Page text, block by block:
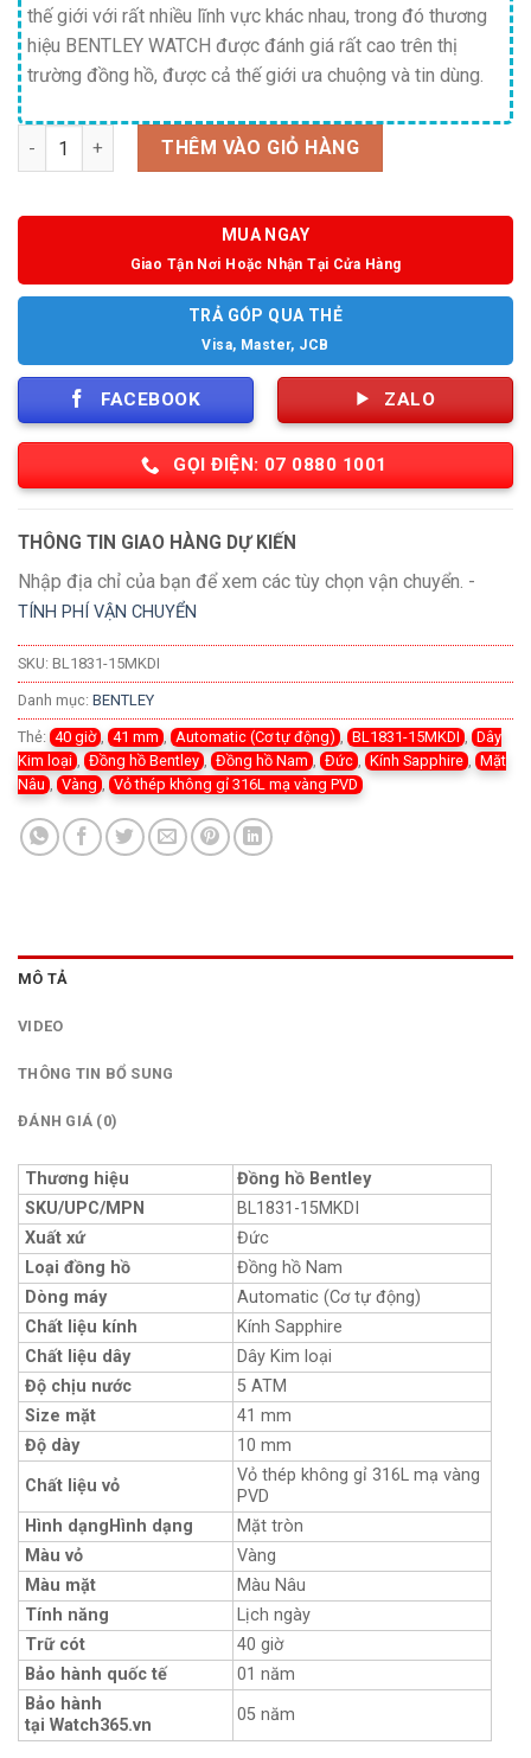
thế giới với rất nhiều lĩnh vực khác nhau, trong đó thương
hiệu BENTLEY WATCH được đánh giá rất cao trên thị
trường đồng hồ, được cả thế giới ưa chuộng và tin dùng.
Số lượng THÊM VÀO GIỎ HÀNG
MUA NGAY
Giao Tận Nơi Hoặc Nhận Tại Cửa Hàng
TRẢ GÓP QUA THẺ
Visa, Master, JCB
FACEBOOK ZALO
GỌI ĐIỆN: 07 0880 1001
THÔNG TIN GIAO HÀNG DỰ KIẾN
Nhập địa chỉ của bạn để xem các tùy chọn vận chuyển. -
TÍNH PHÍ VẬN CHUYỂN
SKU: BL1831-15MKDI
Danh mục: BENTLEY
Thẻ: 40 giờ 41 mm Automatic (Cơ tự động) BL1831-15MKDI
Dây
Kim loại
Đồng hồ Bentley Đồng hồ Nam Đức Kính Sapphire
Mặt
Nâu
Vàng Vỏ thép không gỉ 316L mạ vàng PVD
MÔ TẢ
VIDEO
THÔNG TIN BỔ SUNG
ĐÁNH GIÁ (0)
Thương hiệu
Đồng hồ Bentley
SKU/UPC/MPN
BL1831-15MKDI
Xuất xứ
Đức
Loại đồng hồ
Đồng hồ Nam
Dòng máy
Automatic (Cơ tự động)
Chất liệu kính
Kính Sapphire
Chất liệu dây
Dây Kim loại
Độ chịu nước
5 ATM
Size mặt
41 mm
Độ dày
10 mm
Chất liệu vỏ
Vỏ thép không gỉ 316L mạ vàng
PVD
Hình dạngHình dạng
Mặt tròn
Màu vỏ
Vàng
Màu mặt
Màu Nâu
Tính năng
Lịch ngày
Trữ cót
40 giờ
Bảo hành quốc tế
01 năm
Bảo hành
tại Watch365.vn
05 năm